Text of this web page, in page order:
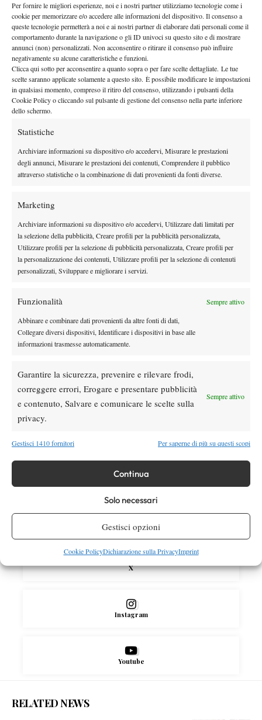
Per fornire le migliori esperienze, noi e i nostri partner utilizziamo tecnologie come i
cookie per memorizzare e/o accedere alle informazioni del dispositivo. Il consenso a
queste tecnologie permetterà a noi e ai nostri partner di elaborare dati personali come il
comportamento durante la navigazione o gli ID univoci su questo sito e di mostrare
annunci (non) personalizzati. Non acconsentire o ritirare il consenso può influire
negativamente su alcune caratteristiche e funzioni.
Clicca qui sotto per acconsentire a quanto sopra o per fare scelte dettagliate. Le tue
scelte saranno applicate solamente a questo sito. È possibile modificare le impostazioni
in qualsiasi momento, compreso il ritiro del consenso, utilizzando i pulsanti della
Cookie Policy o cliccando sul pulsante di gestione del consenso nella parte inferiore
dello schermo.
Statistiche
Archiviare informazioni su dispositivo e/o accedervi, Misurare le prestazioni
degli annunci, Misurare le prestazioni dei contenuti, Comprendere il pubblico
attraverso statistiche o la combinazione di dati provenienti da fonti diverse.
Marketing
Archiviare informazioni su dispositivo e/o accedervi, Utilizzare dati limitati per
la selezione della pubblicità, Creare profili per la pubblicità personalizzata,
Utilizzare profili per la selezione di pubblicità personalizzata, Creare profili per
la personalizzazione dei contenuti, Utilizzare profili per la selezione di contenuti
personalizzati, Sviluppare e migliorare i servizi.
Funzionalità Sempre attivo
Abbinare e combinare dati provenienti da altre fonti di dati,
Collegare diversi dispositivi, Identificare i dispositivi in base alle
informazioni trasmesse automaticamente.
Garantire la sicurezza, prevenire e rilevare frodi,
correggere errori, Erogare e presentare pubblicità
e contenuto, Salvare e comunicare le scelte sulla
privacy.
Sempre attivo
Gestisci 1410 fornitori Per saperne di più su questi scopi
Continua
Solo necessari
Gestisci opzioni
Cookie PolicyDichiarazione sulla PrivacyImprint
Novak Djokovicnel 2014, mentre l’americano daCarlos
Alcaraznel 2025. Miglior risultato a Wimbledon perAlex De
MinaureFlavio Cobollisono i quarti di finale. Mentre sono
fermi agli ottaviAlexander Zverev,Alexander Bublik
Lehecka. Mai era andato oltre il secondo turno, infine,Arthur
Fery, che nel 2026 già con gli ottavi può festeggiare il miglior
Wimbledon della carriera. Non ci resta che continuare a seguire
il torneo per scoprire chi raggiungerà l’ambita finale di
Wimbledon 2026.
Atp
Auger-Aliassime: “Bisogna rendere i
Masters 1000 più sostenibili per tutti”
Monfils sfida il tempo: a quasi 40 anni entra
nella storia dell’Open del Canada
Masters 1000 Montreal 2026: programma,
orari e ordine di gioco di martedì 4 agosto
con Cobolli in campo
arrende a Navone all’esordio
SOCIAL
X
Instagram
Youtube
RELATED NEWS